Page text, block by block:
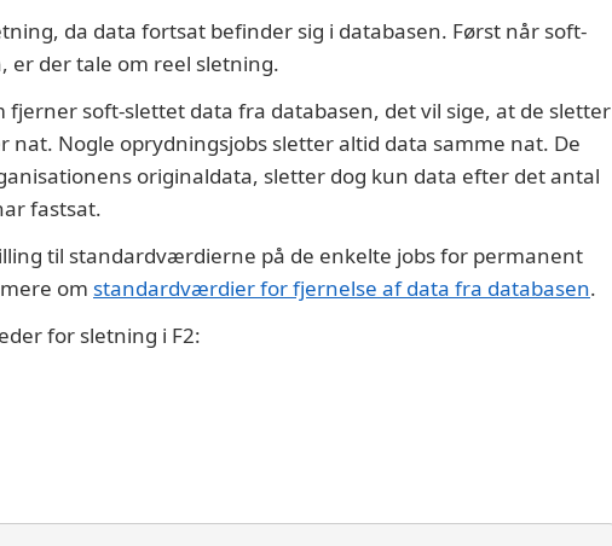
da data fortsat befinder sig i databasen. Først når soft-
er der tale om reel sletning.
fjerner soft-slettet data fra databasen, det vil sige, at de sletter
nat. Nogle oprydningsjobs sletter altid data samme nat. De
originaldata, sletter dog kun data efter det antal
fastsat.
til standardværdierne på de enkelte jobs for permanent
om standardværdier for fjernelse af data fra databasen.
for sletning i F2: